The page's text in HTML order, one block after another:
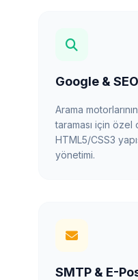
Google &
Arama
taraması için özel
HTML5/CSS3
yönetimi.
SMTP & E-